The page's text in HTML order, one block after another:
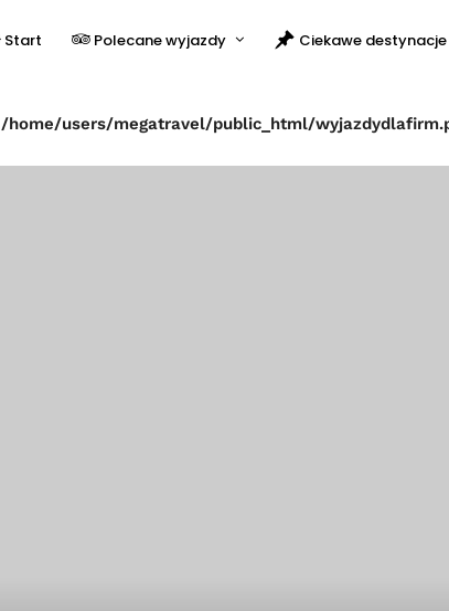
Start Polecane wyjazdy Ciekawe destynacje
/home/users/megatravel/public_html/